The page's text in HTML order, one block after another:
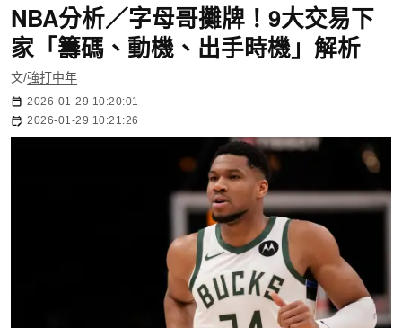
NBA分析／字母哥攤牌！9大交易下
家「籌碼、動機、出手時機」解析
文/強打中年
2026-01-29 10:20:01
2026-01-29 10:21:26